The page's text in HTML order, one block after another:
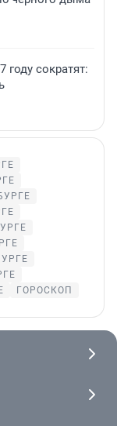
году сократят:
ГОРОСКОП